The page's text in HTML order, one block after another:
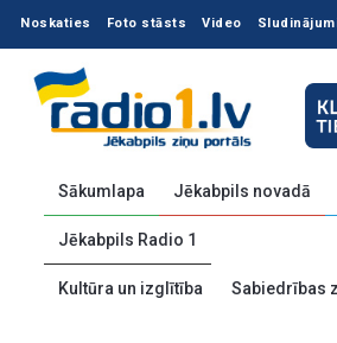
Noskaties Foto stāsts Video
Sākumlapa Jēkabpils novadā
Jēkabpils Radio 1
Kultūra un izglītība Sabiedrības